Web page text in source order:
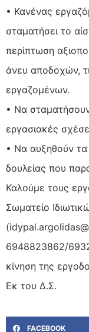
• Κανένας
σταματήσει το
περίπτωση
άνευ αποδοχών,
εργαζομένων.
• Να
εργασιακές
• Να αυξηθούν
δουλείας που
Καλούμε τους
Σωματείο
6948823862/
κίνηση της
Εκ του Δ.Σ.
FACEBOOK